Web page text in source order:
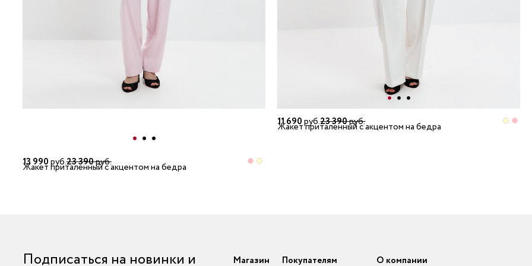
13 990руб.23 390руб.
Жакет приталенный с акцентом на бедра
11 690руб.23 390руб.
Жакет приталенный с акцентом на бедра
Подписаться на новинки и Магазин Покупателям О компании